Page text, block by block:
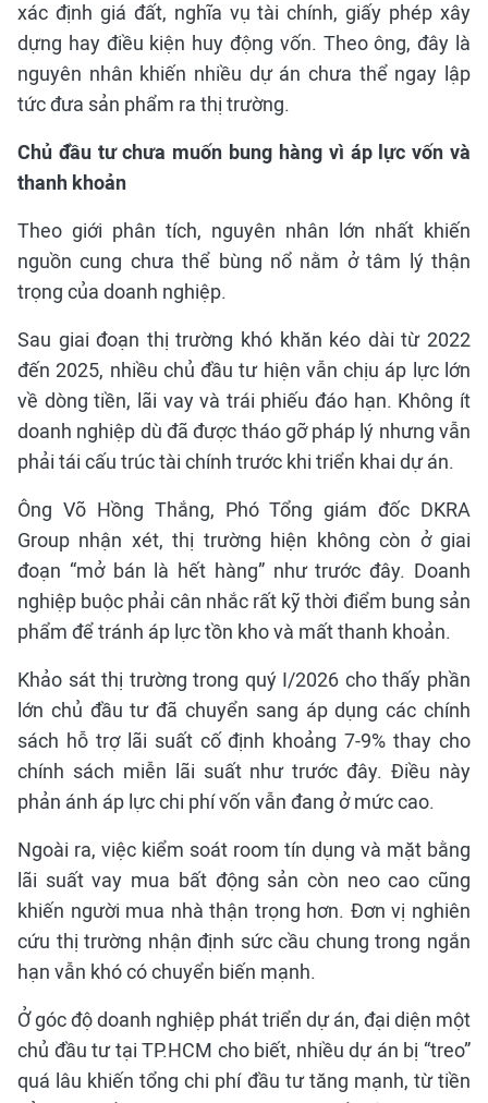
xác định giá đất, nghĩa vụ tài chính, giấy phép xây
dựng hay điều kiện huy động vốn. Theo ông, đây là
nguyên nhân khiến nhiều dự án chưa thể ngay lập
tức đưa sản phẩm ra thị trường.
Chủ đầu tư chưa muốn bung hàng vì áp lực vốn và
thanh khoản
Theo giới phân tích, nguyên nhân lớn nhất khiến
nguồn cung chưa thể bùng nổ nằm ở tâm lý thận
trọng của doanh nghiệp.
Sau giai đoạn thị trường khó khăn kéo dài từ 2022
đến 2025, nhiều chủ đầu tư hiện vẫn chịu áp lực lớn
về dòng tiền, lãi vay và trái phiếu đáo hạn. Không ít
doanh nghiệp dù đã được tháo gỡ pháp lý nhưng vẫn
phải tái cấu trúc tài chính trước khi triển khai dự án.
Ông Võ Hồng Thắng, Phó Tổng giám đốc DKRA
Group nhận xét, thị trường hiện không còn ở giai
đoạn “mở bán là hết hàng” như trước đây. Doanh
nghiệp buộc phải cân nhắc rất kỹ thời điểm bung sản
phẩm để tránh áp lực tồn kho và mất thanh khoản.
Khảo sát thị trường trong quý I/2026 cho thấy phần
lớn chủ đầu tư đã chuyển sang áp dụng các chính
sách hỗ trợ lãi suất cố định khoảng 7-9% thay cho
chính sách miễn lãi suất như trước đây. Điều này
phản ánh áp lực chi phí vốn vẫn đang ở mức cao.
Ngoài ra, việc kiểm soát room tín dụng và mặt bằng
lãi suất vay mua bất động sản còn neo cao cũng
khiến người mua nhà thận trọng hơn. Đơn vị nghiên
cứu thị trường nhận định sức cầu chung trong ngắn
hạn vẫn khó có chuyển biến mạnh.
Ở góc độ doanh nghiệp phát triển dự án, đại diện một
chủ đầu tư tại TP.HCM cho biết, nhiều dự án bị “treo”
quá lâu khiến tổng chi phí đầu tư tăng mạnh, từ tiền